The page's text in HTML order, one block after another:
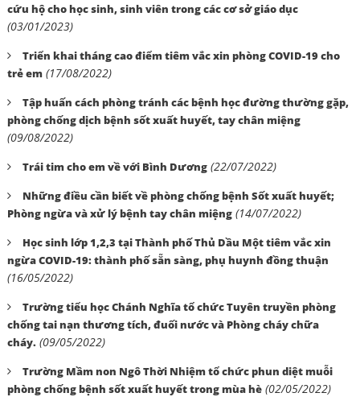
cứu hộ cho học sinh, sinh viên trong các cơ sở giáo dục
(03/01/2023)
Triển khai tháng cao điểm tiêm vắc xin phòng COVID-19 cho
trẻ em (17/08/2022)
Tập huấn cách phòng tránh các bệnh học đường thường gặp,
phòng chống dịch bệnh sốt xuất huyết, tay chân miệng
(09/08/2022)
Trái tim cho em về với Bình Dương (22/07/2022)
Những điều cần biết về phòng chống bệnh Sốt xuất huyết;
Phòng ngừa và xử lý bệnh tay chân miệng (14/07/2022)
Học sinh lớp 1,2,3 tại Thành phố Thủ Dầu Một tiêm vắc xin
ngừa COVID-19: thành phố sẵn sàng, phụ huynh đồng thuận
(16/05/2022)
Trường tiểu học Chánh Nghĩa tổ chức Tuyên truyền phòng
chống tai nạn thương tích, đuối nước và Phòng cháy chữa
cháy. (09/05/2022)
Trường Mầm non Ngô Thời Nhiệm tổ chức phun diệt muỗi
phòng chống bệnh sốt xuất huyết trong mùa hè (02/05/2022)